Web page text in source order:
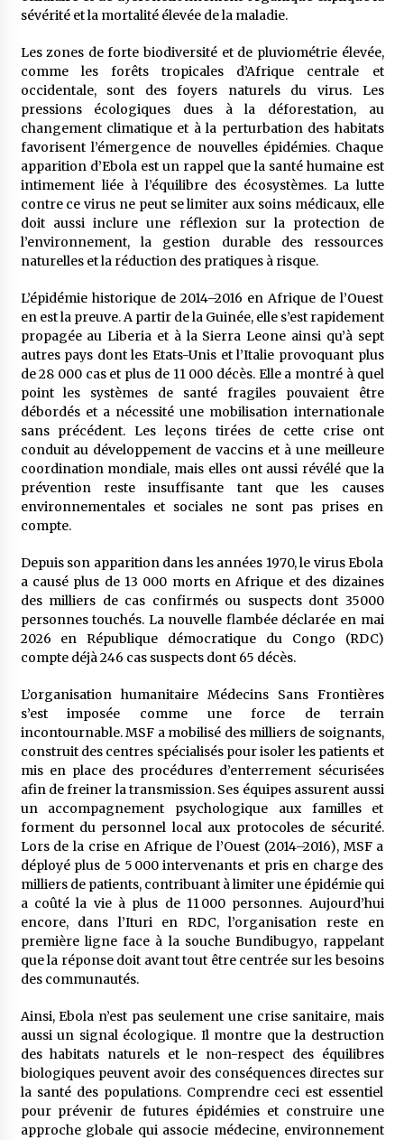
sévérité et la mortalité élevée de la maladie.
Les zones de forte biodiversité et de pluviométrie élevée,
comme les forêts tropicales d’Afrique centrale et
occidentale, sont des foyers naturels du virus. Les
pressions écologiques dues à la déforestation, au
changement climatique et à la perturbation des habitats
favorisent l’émergence de nouvelles épidémies. Chaque
apparition d’Ebola est un rappel que la santé humaine est
intimement liée à l’équilibre des écosystèmes. La lutte
contre ce virus ne peut se limiter aux soins médicaux, elle
doit aussi inclure une réflexion sur la protection de
l’environnement, la gestion durable des ressources
naturelles et la réduction des pratiques à risque.
L’épidémie historique de 2014–2016 en Afrique de l’Ouest
en est la preuve. A partir de la Guinée, elle s’est rapidement
propagée au Liberia et à la Sierra Leone ainsi qu’à sept
autres pays dont les Etats-Unis et l’Italie provoquant plus
de 28 000 cas et plus de 11 000 décès. Elle a montré à quel
point les systèmes de santé fragiles pouvaient être
débordés et a nécessité une mobilisation internationale
sans précédent. Les leçons tirées de cette crise ont
conduit au développement de vaccins et à une meilleure
coordination mondiale, mais elles ont aussi révélé que la
prévention reste insuffisante tant que les causes
environnementales et sociales ne sont pas prises en
compte.
Depuis son apparition dans les années 1970, le virus Ebola
a causé plus de 13 000 morts en Afrique et des dizaines
des milliers de cas confirmés ou suspects dont 35000
personnes touchés. La nouvelle flambée déclarée en mai
2026 en République démocratique du Congo (RDC)
compte déjà 246 cas suspects dont 65 décès.
L’organisation humanitaire Médecins Sans Frontières
s’est imposée comme une force de terrain
incontournable. MSF a mobilisé des milliers de soignants,
construit des centres spécialisés pour isoler les patients et
mis en place des procédures d’enterrement sécurisées
afin de freiner la transmission. Ses équipes assurent aussi
un accompagnement psychologique aux familles et
forment du personnel local aux protocoles de sécurité.
Lors de la crise en Afrique de l’Ouest (2014–2016), MSF a
déployé plus de 5 000 intervenants et pris en charge des
milliers de patients, contribuant à limiter une épidémie qui
a coûté la vie à plus de 11 000 personnes. Aujourd’hui
encore, dans l’Ituri en RDC, l’organisation reste en
première ligne face à la souche Bundibugyo, rappelant
que la réponse doit avant tout être centrée sur les besoins
des communautés.
Ainsi, Ebola n’est pas seulement une crise sanitaire, mais
aussi un signal écologique. Il montre que la destruction
des habitats naturels et le non-respect des équilibres
biologiques peuvent avoir des conséquences directes sur
la santé des populations. Comprendre ceci est essentiel
pour prévenir de futures épidémies et construire une
approche globale qui associe médecine, environnement